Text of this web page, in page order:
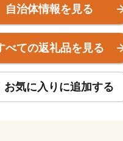
な研究者や技術者、音楽家
界に名高い多くの企業が、
阪のほぼ中央に位置する、
。北は天竜の美林、南は遠
自治体情報を見る
べての返礼品を見る
お気に入りに追加する